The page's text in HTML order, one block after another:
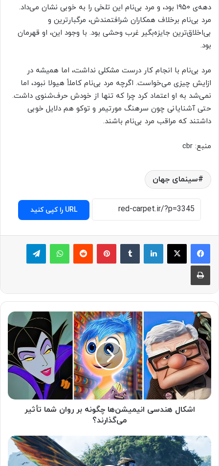
دهه‌ی ۱۹۵۰ بود، و مرد بی‌نام این تلخی را به خوبی نشان می‌داد.
مرد بی‌نام برخلاف همکاران شرافتمندش، مرگبارترین و
بی‌اخلاق‌ترین جایزه‌بگیر غرب وحشی بود. با وجود این، او قهرمان
بود.
مرد بی‌نام با انجام کار درست مشکلی نداشت، اما همیشه در
ازایش چیزی می‌خواست. اگرچه مرد بی‌نام کاملاً هیولا نبود، اما
نمی‌شد به او اعتماد کرد چرا که تنها از خودش حرف‌شنوی داشت.
حتی آشنایانی چون سرهنگ مورتیمر و توکو هم دلایل خوبی
داشتند که مراقب مرد بی‌نام باشند.
منبع: cbr
سینمای جهان
URL را کپی کنید
لینکدین پینترست ‫رددیت واتس آپ
چاپ
اشکال هندسی انیمیشن‌ها چگونه بر روان شما تأثیر
می‌گذارند؟